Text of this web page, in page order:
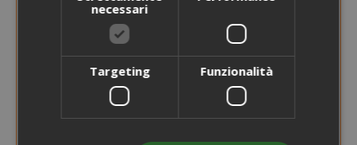
necessari
Targeting Funzionalità